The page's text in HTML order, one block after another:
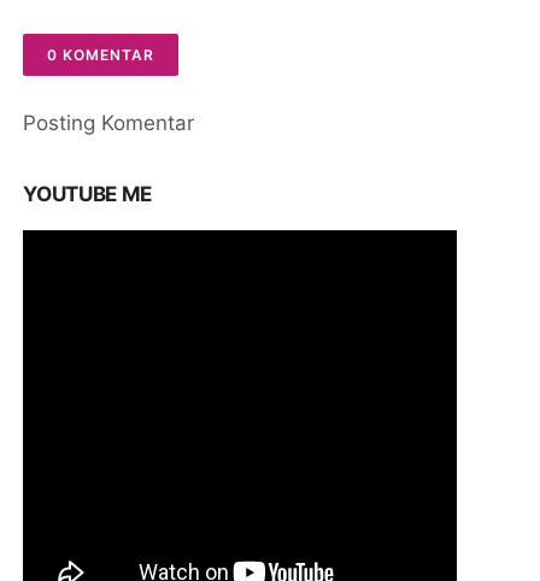
0 KOMENTAR
Posting Komentar
YOUTUBE ME